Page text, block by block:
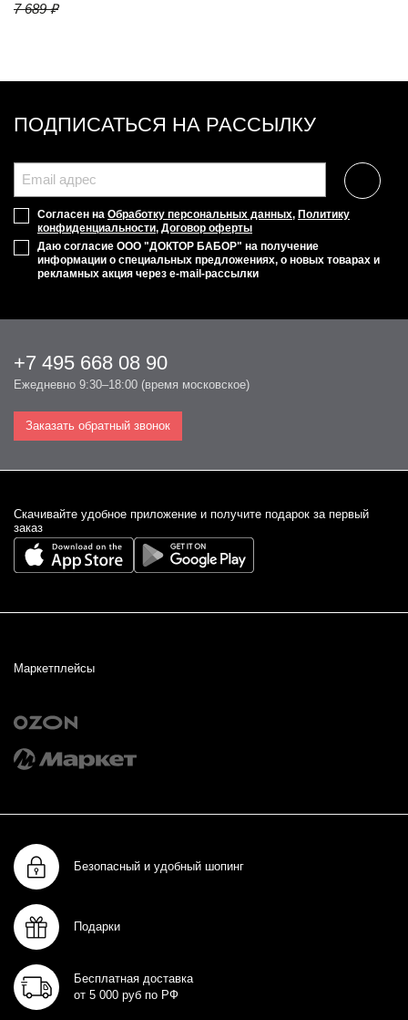
7 689 ₽
ПОДПИСАТЬСЯ НА РАССЫЛКУ
Согласен на Обработку персональных данных, Политику
конфиденциальности, Договор оферты
Даю согласие ООО "ДОКТОР БАБОР" на получение
информации о специальных предложениях, о новых товарах и
рекламных акция через e-mail-рассылки
+7 495 668 08 90
Ежедневно 9:30–18:00 (время московское)
Заказать обратный звонок
Cкачивайте удобное приложение и получите подарок за первый
заказ
Маркетплейсы
Безопасный и удобный шопинг
Подарки
Бесплатная доставка
от 5 000 руб по РФ